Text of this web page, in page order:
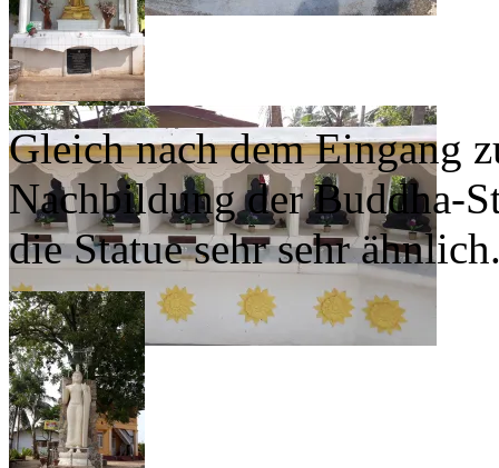
Gleich nach dem Eingang
Nachbildung der Buddha-
die Statue sehr sehr